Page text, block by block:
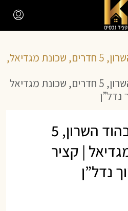
דירה להשכרה בהוד השרון, 5 חדרים, שכונת מגדיאל,
דירה להשכרה בהוד השרון, 5 חדרים, שכונת מגדיאל
נדל”ן
דירה להשכרה בהוד השרון, 5
| קציר
נדל”ן